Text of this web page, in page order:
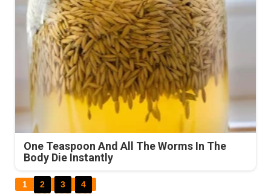
One Teaspoon And All The Worms In The
Body Die Instantly
1 2 3 4